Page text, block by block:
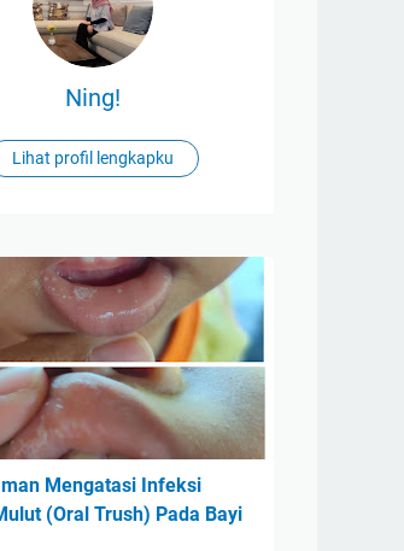
Ning!
Lihat profil lengkapku
Mengatasi Infeksi
(Oral Trush) Pada Bayi